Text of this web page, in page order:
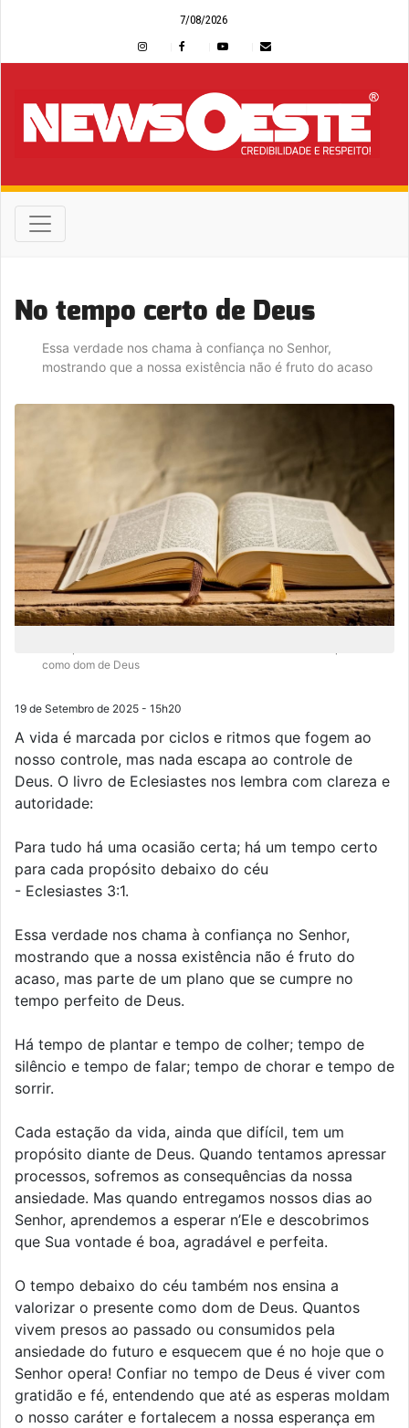
7/08/2026
No tempo certo de Deus
Essa verdade nos chama à confiança no Senhor,
mostrando que a nossa existência não é fruto do acaso
como dom de Deus
19 de Setembro de 2025 - 15h20
A vida é marcada por ciclos e ritmos que fogem ao
nosso controle, mas nada escapa ao controle de
Deus. O livro de Eclesiastes nos lembra com clareza e
autoridade:
Para tudo há uma ocasião certa; há um tempo certo
para cada propósito debaixo do céu
- Eclesiastes 3:1.
Essa verdade nos chama à confiança no Senhor,
mostrando que a nossa existência não é fruto do
acaso, mas parte de um plano que se cumpre no
tempo perfeito de Deus.
Há tempo de plantar e tempo de colher; tempo de
silêncio e tempo de falar; tempo de chorar e tempo de
sorrir.
Cada estação da vida, ainda que difícil, tem um
propósito diante de Deus. Quando tentamos apressar
processos, sofremos as consequências da nossa
ansiedade. Mas quando entregamos nossos dias ao
Senhor, aprendemos a esperar n’Ele e descobrimos
que Sua vontade é boa, agradável e perfeita.
O tempo debaixo do céu também nos ensina a
valorizar o presente como dom de Deus. Quantos
vivem presos ao passado ou consumidos pela
ansiedade do futuro e esquecem que é no hoje que o
Senhor opera! Confiar no tempo de Deus é viver com
gratidão e fé, entendendo que até as esperas moldam
o nosso caráter e fortalecem a nossa esperança em